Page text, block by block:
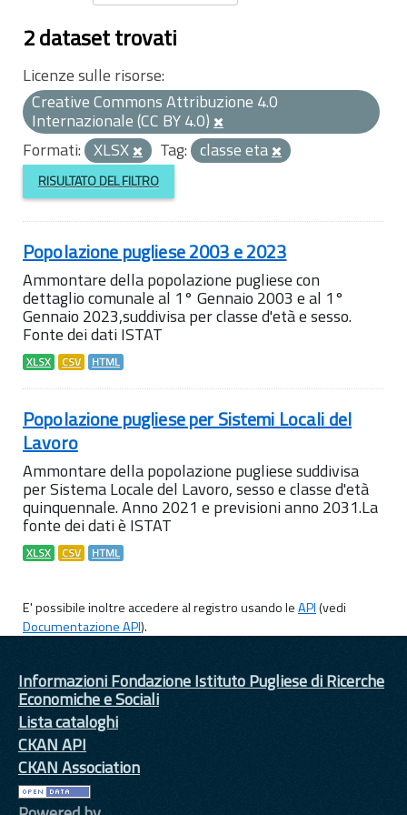
2 dataset trovati
Licenze sulle risorse:
Creative Commons Attribuzione 4.0
Internazionale (CC BY 4.0)
Formati: XLSX Tag: classe eta
RISULTATO DEL FILTRO
Popolazione pugliese 2003 e 2023
Ammontare della popolazione pugliese con
dettaglio comunale al 1° Gennaio 2003 e al 1°
Gennaio 2023,suddivisa per classe d'età e sesso.
Fonte dei dati ISTAT
XLSX CSV HTML
Popolazione pugliese per Sistemi Locali del
Lavoro
Ammontare della popolazione pugliese suddivisa
per Sistema Locale del Lavoro, sesso e classe d'età
quinquennale. Anno 2021 e previsioni anno 2031.La
fonte dei dati è ISTAT
XLSX CSV HTML
E' possibile inoltre accedere al registro usando leAPI(vedi
Documentazione API).
Informazioni Fondazione Istituto Pugliese di Ricerche
Economiche e Sociali
Lista cataloghi
CKAN API
CKAN Association